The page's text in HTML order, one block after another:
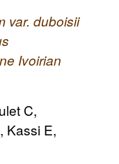
var. duboisii
Ivoirian
C,
Kassi E,